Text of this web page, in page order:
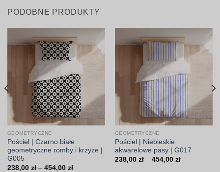
PODOBNE PRODUKTY
GEOMETRYCZNE
Pościel | Czarno białe
geometryczne romby i krzyże |
G005
238,00 zł – 454,00 złZakres
GEOMETRYCZNE
Pościel | Niebieskie
akwarelowe pasy | G017
238,00 zł – 454,00 złZakres